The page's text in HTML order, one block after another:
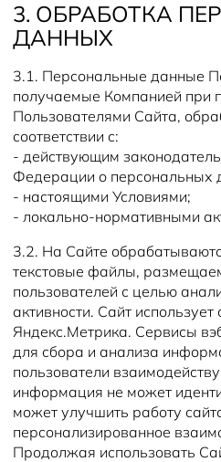
3. ОБРАБОТКА
ДАННЫХ
3.1. Персональные данные
получаемые Компанией при
Пользователями Сайта,
соответствии с:
- действующим
Федерации о персональных
- настоящими Условиями;
- локально-нормативными
3.2. На Сайте
текстовые файлы,
пользователей с целью
активности. Сайт
Яндекс.Метрика. Сервисы
для сбора и анализа
пользователи
информация не может
может улучшить работу
персонализированное
Продолжая использовать